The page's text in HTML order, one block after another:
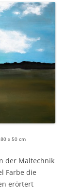
x 50 cm
der Maltechnik
Farbe die
erörtert